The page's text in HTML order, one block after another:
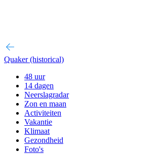
Quaker (historical)
48 uur
14 dagen
Neerslagradar
Zon en maan
Activiteiten
Vakantie
Klimaat
Gezondheid
Foto's